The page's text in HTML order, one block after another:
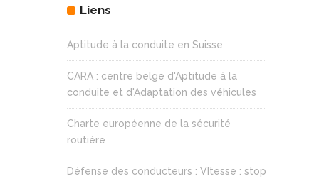
Liens
Aptitude à la conduite en Suisse
CARA : centre belge d'Aptitude à la
conduite et d'Adaptation des véhicules
Charte européenne de la sécurité
routière
Défense des conducteurs : VItesse : stop